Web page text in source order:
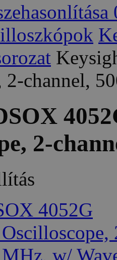
2-channel,
2-